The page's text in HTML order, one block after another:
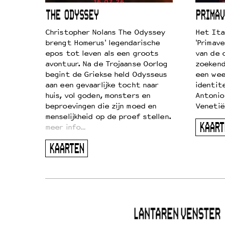
THE ODYSSEY
Christopher Nolans The Odyssey
brengt Homerus' legendarische
epos tot leven als een groots
avontuur. Na de Trojaanse Oorlog
begint de Griekse held Odysseus
aan een gevaarlijke tocht naar
huis, vol goden, monsters en
beproevingen die zijn moed en
menselijkheid op de proef stellen.
meer info…
KAARTEN
Het
van de
een